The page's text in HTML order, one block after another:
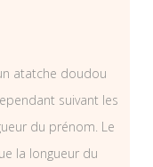
atatche doudou
suivant les
du prénom. Le
la longueur du